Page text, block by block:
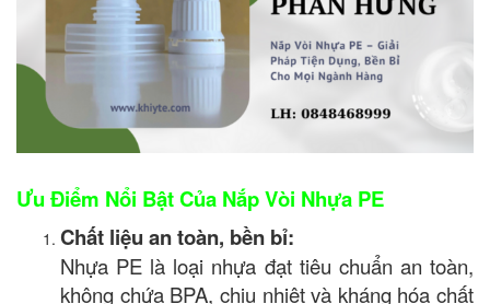
Ưu Điểm Nổi Bật Của Nắp Vòi Nhựa PE
Chất liệu an toàn, bền bỉ:
Nhựa PE là loại nhựa đạt tiêu chuẩn an toàn,
không chứa BPA, chịu nhiệt và kháng hóa chất